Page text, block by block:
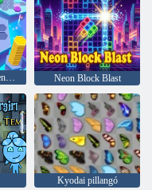
Zen Hexa színes rendezés Neon Block Blast
Kyodai pillangó